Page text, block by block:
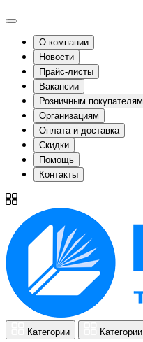
О компании
Новости
Прайс-листы
Вакансии
Розничным покупателям
Организациям
Оплата и доставка
Скидки
Помощь
Контакты
Категории Категории